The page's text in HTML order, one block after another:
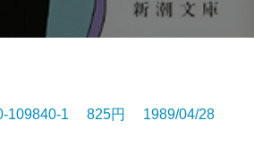
109840-1 825円 1989/04/28